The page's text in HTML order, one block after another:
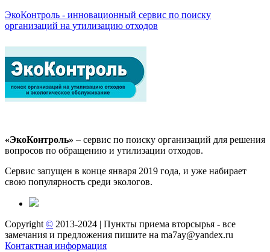
ЭкоКонтроль - инновационный сервис по поиску
организаций на утилизацию отходов
«ЭкоКонтроль» – сервис по поиску организаций для решения
вопросов по обращению и утилизации отходов.
Сервис запущен в конце января 2019 года, и уже набирает
свою популярность среди экологов.
Copyright © 2013-2024 | Пункты приема вторсырья - все
замечания и предложения пишите на ma7ay@yandex.ru
Контактная информация